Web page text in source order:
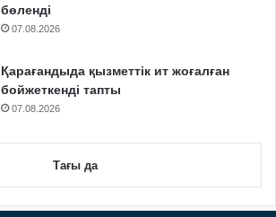
бөленді
07.08.2026
Қарағандыда қызметтік ит жоғалған
бойжеткенді тапты
07.08.2026
Тағы да